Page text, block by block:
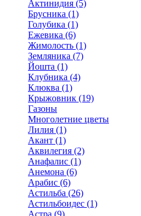
Актинидия (5)
Брусника (1)
Голубика (1)
Ежевика (6)
Жимолость (1)
Земляника (7)
Йошта (1)
Клубника (4)
Клюква (1)
Крыжовник (19)
Газоны
Многолетние цветы
Лилия (1)
Акант (1)
Аквилегия (2)
Анафалис (1)
Анемона (6)
Арабис (6)
Астильба (26)
Астильбоидес (1)
Астра (9)